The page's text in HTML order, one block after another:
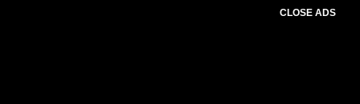
CLOSE ADS